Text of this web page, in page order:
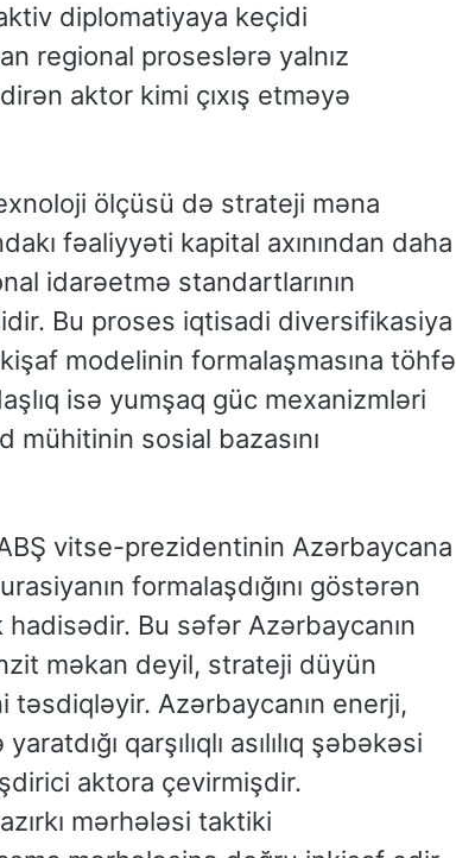
diplomatiyaya keçidi
regional proseslərə yalnız
aktor kimi çıxış etməyə
ölçüsü də strateji məna
fəaliyyəti kapital axınından daha
idarəetmə standartlarının
Bu proses iqtisadi diversifikasiya
modelinin formalaşmasına töhfə
isə yumşaq güc mexanizmləri
sosial bazasını
vitse-prezidentinin Azərbaycana
formalaşdığını göstərən
Bu səfər Azərbaycanın
məkan deyil, strateji düyün
təsdiqləyir. Azərbaycanın enerji,
qarşılıqlı asılılıq şəbəkəsi
aktora çevirmişdir.
mərhələsi taktiki